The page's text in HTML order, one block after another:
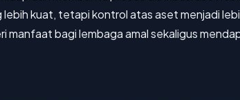
lebih kuat, tetapi kontrol atas aset menjadi
manfaat bagi lembaga amal sekaligus